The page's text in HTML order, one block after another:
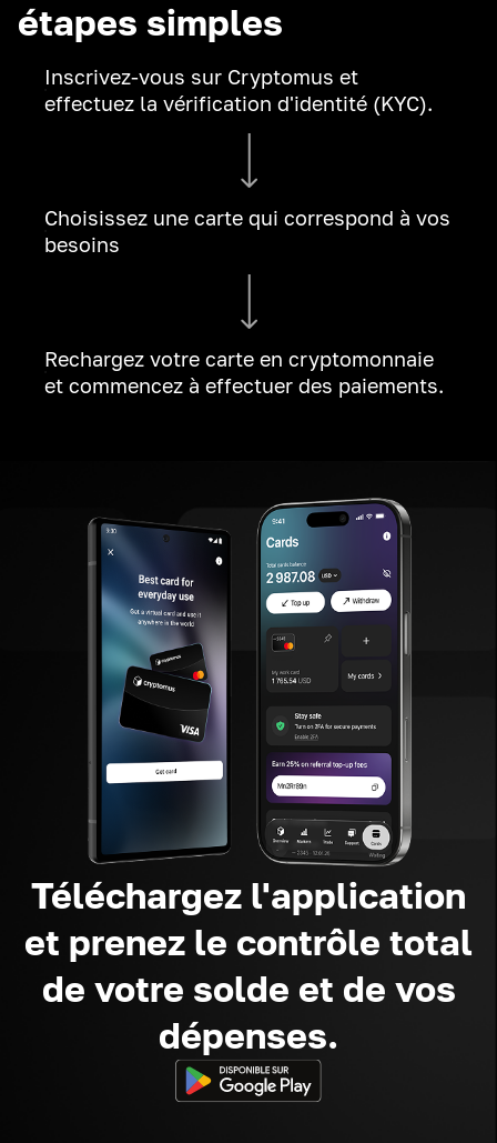
étapes simples
Inscrivez-vous sur Cryptomus et
effectuez la vérification d'identité (KYC).
Choisissez une carte qui correspond à vos
besoins
Rechargez votre carte en cryptomonnaie
et commencez à effectuer des paiements.
Téléchargez l'application
et prenez le contrôle total
de votre solde et de vos
dépenses.